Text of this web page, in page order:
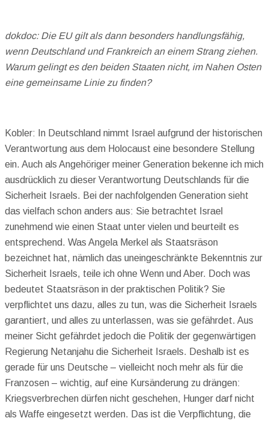
dokdoc: Die EU gilt als dann besonders handlungsfähig,
wenn Deutschland und Frankreich an einem Strang ziehen.
Warum gelingt es den beiden Staaten nicht, im Nahen Osten
eine gemeinsame Linie zu finden?
Kobler: In Deutschland nimmt Israel aufgrund der historischen
Verantwortung aus dem Holocaust eine besondere Stellung
ein. Auch als Angehöriger meiner Generation bekenne ich mich
ausdrücklich zu dieser Verantwortung Deutschlands für die
Sicherheit Israels. Bei der nachfolgenden Generation sieht
das vielfach schon anders aus: Sie betrachtet Israel
zunehmend wie einen Staat unter vielen und beurteilt es
entsprechend. Was Angela Merkel als Staatsräson
bezeichnet hat, nämlich das uneingeschränkte Bekenntnis zur
Sicherheit Israels, teile ich ohne Wenn und Aber. Doch was
bedeutet Staatsräson in der praktischen Politik? Sie
verpflichtet uns dazu, alles zu tun, was die Sicherheit Israels
garantiert, und alles zu unterlassen, was sie gefährdet. Aus
meiner Sicht gefährdet jedoch die Politik der gegenwärtigen
Regierung Netanjahu die Sicherheit Israels. Deshalb ist es
gerade für uns Deutsche – vielleicht noch mehr als für die
Franzosen – wichtig, auf eine Kursänderung zu drängen:
Kriegsverbrechen dürfen nicht geschehen, Hunger darf nicht
als Waffe eingesetzt werden. Das ist die Verpflichtung, die